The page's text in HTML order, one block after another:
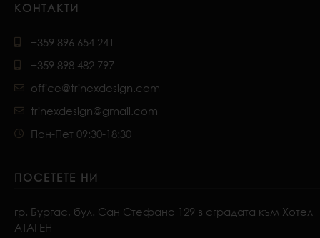
КОНТАКТИ
+359 896 654 241
+359 898 482 797
office@trinexdesign.com
trinexdesign@gmail.com
Пон-Пет 09:30-18:30
ПОСЕТЕТЕ НИ
гр. Бургас, бул. Сан Стефано 129 в сградата към Хотел
АТАГЕН